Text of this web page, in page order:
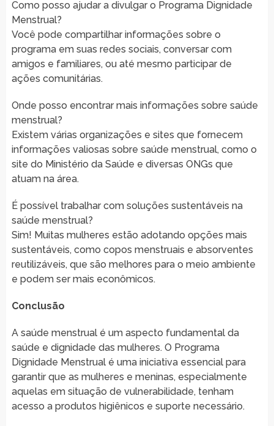
Como posso ajudar a divulgar o Programa Dignidade
Menstrual?
Você pode compartilhar informações sobre o
programa em suas redes sociais, conversar com
amigos e familiares, ou até mesmo participar de
ações comunitárias.
Onde posso encontrar mais informações sobre saúde
menstrual?
Existem várias organizações e sites que fornecem
informações valiosas sobre saúde menstrual, como o
site do Ministério da Saúde e diversas ONGs que
atuam na área.
É possível trabalhar com soluções sustentáveis na
saúde menstrual?
Sim! Muitas mulheres estão adotando opções mais
sustentáveis, como copos menstruais e absorventes
reutilizáveis, que são melhores para o meio ambiente
e podem ser mais econômicos.
Conclusão
A saúde menstrual é um aspecto fundamental da
saúde e dignidade das mulheres. O Programa
Dignidade Menstrual é uma iniciativa essencial para
garantir que as mulheres e meninas, especialmente
aquelas em situação de vulnerabilidade, tenham
acesso a produtos higiênicos e suporte necessário.